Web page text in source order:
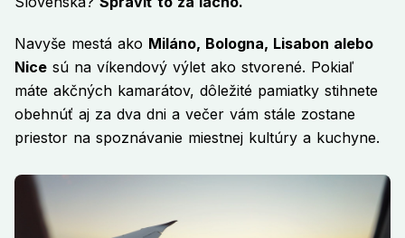
Navyše mestá ako Miláno, Bologna, Lisabon alebo
Nice sú na víkendový výlet ako stvorené. Pokiaľ
máte akčných kamarátov, dôležité pamiatky stihnete
obehnúť aj za dva dni a večer vám stále zostane
priestor na spoznávanie miestnej kultúry a kuchyne.